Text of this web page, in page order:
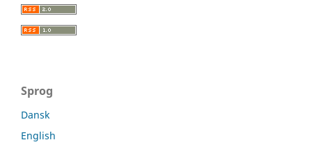
Sprog
Dansk
English